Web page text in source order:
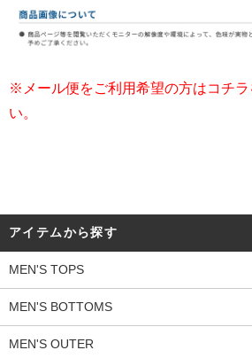
※メール便をご利用希望の方はコチラ
い。
アイテムから探す
MEN'S TOPS
MEN'S BOTTOMS
MEN'S OUTER